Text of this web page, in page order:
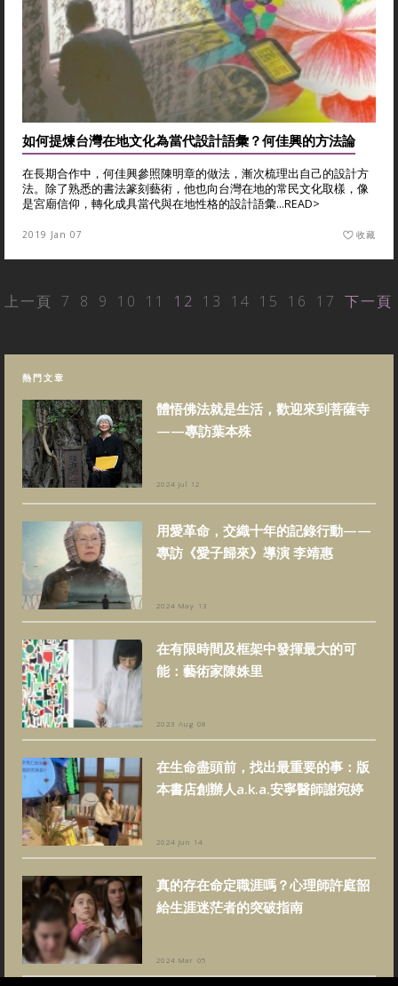
如何提煉台灣在地文化為當代設計語彙？何佳興的方法論
在長期合作中，何佳興參照陳明章的做法，漸次梳理出自己的設計方
法。除了熟悉的書法篆刻藝術，他也向台灣在地的常民文化取樣，像
是宮廟信仰，轉化成具當代與在地性格的設計語彙...READ>
2019 Jan 07 收藏
上一頁 7 8 9 10 11 12 13 14 15 16 17 下一頁
熱門文章
體悟佛法就是生活，歡迎來到菩薩寺
——專訪葉本殊
2024 Jul 12
用愛革命，交織十年的記錄行動——
專訪《愛子歸來》導演 李靖惠
2024 May 13
在有限時間及框架中發揮最大的可
能：藝術家陳姝里
2023 Aug 08
在生命盡頭前，找出最重要的事：版
本書店創辦人a.k.a.安寧醫師謝宛婷
2024 Jun 14
真的存在命定職涯嗎？心理師許庭韶
給生涯迷茫者的突破指南
2024 Mar 05